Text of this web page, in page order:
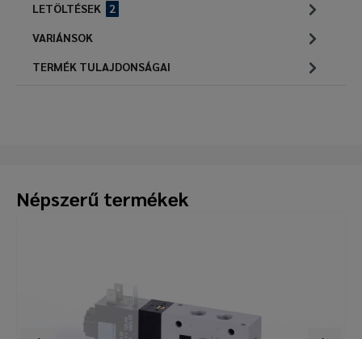
LETÖLTÉSEK
2
VARIÁNSOK
TERMÉK TULAJDONSÁGAI
Népszerű termékek